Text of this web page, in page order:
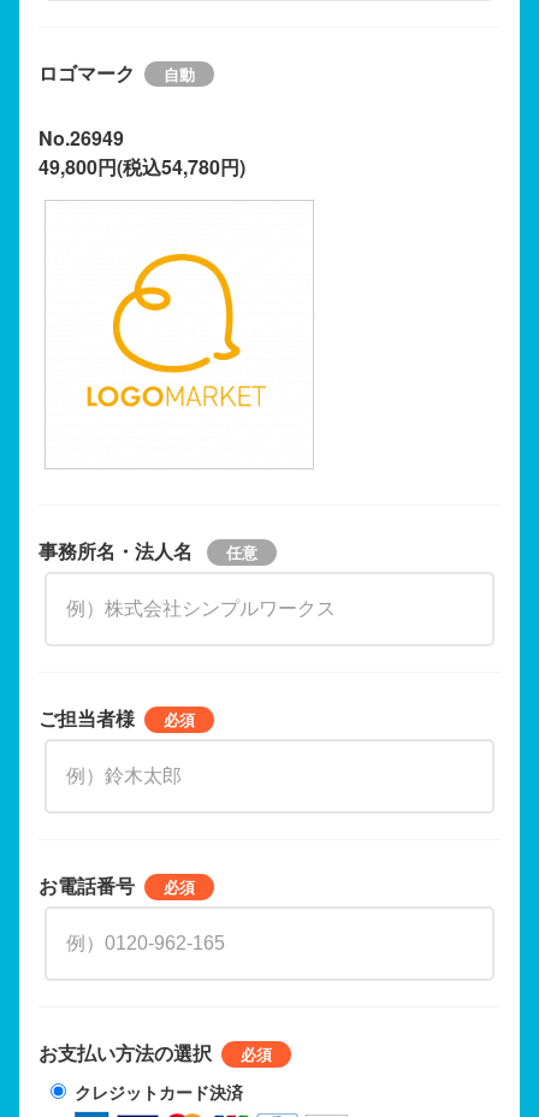
ロゴマーク
No.26949
49,800円(税込54,780円)
事務所名・法人名
ご担当者様
お電話番号
お支払い方法の選択
クレジットカード決済